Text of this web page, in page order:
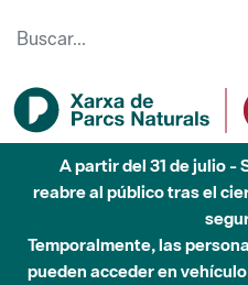
A partir del 31 de julio -
reabre al público tras el
Temporalmente, las
pueden acceder en